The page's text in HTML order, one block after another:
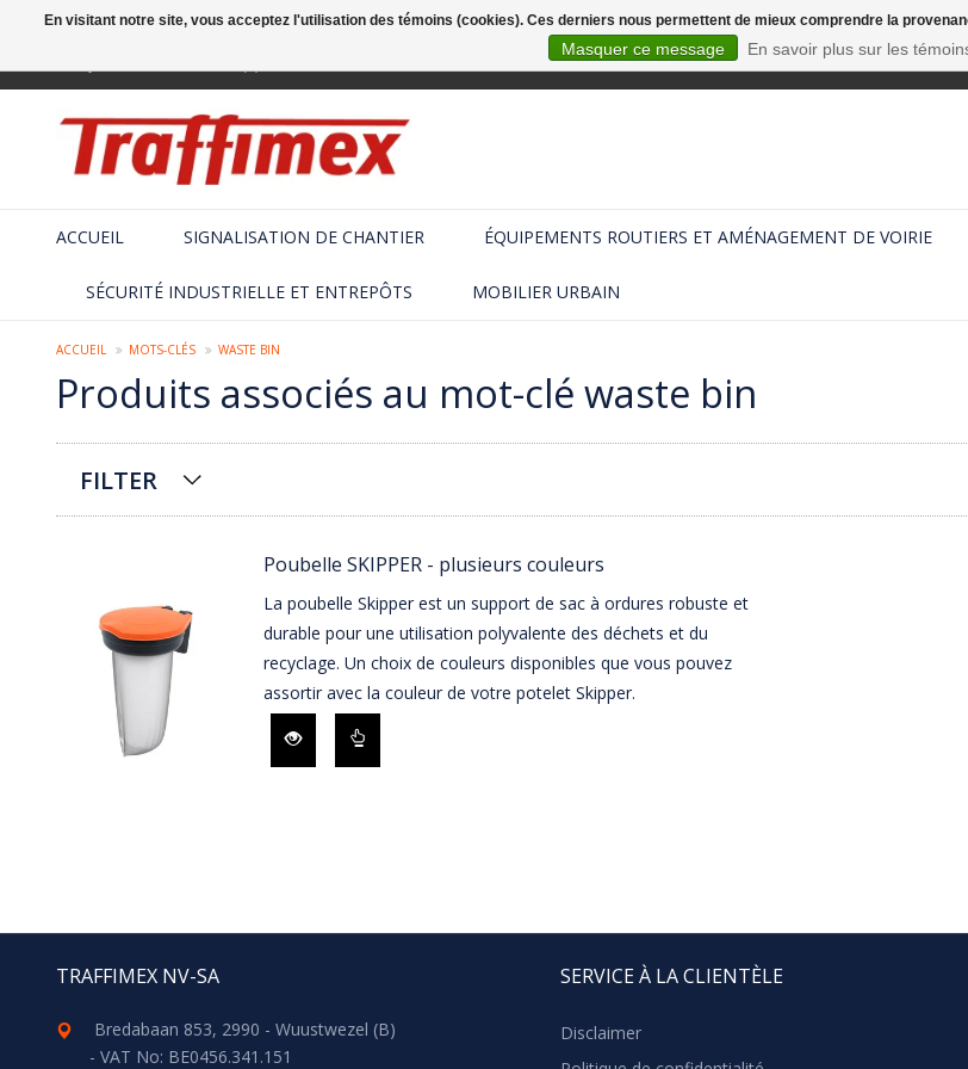
ACCUEIL SIGNALISATION DE CHANTIER ÉQUIPEMENTS ROUTIERS ET AMÉNAGEMENT DE VOIRIE
SÉCURITÉ INDUSTRIELLE ET ENTREPÔTS MOBILIER URBAIN
ACCUEIL MOTS-CLÉS WASTE BIN
Produits associés au mot-clé waste bin
FILTER
Poubelle SKIPPER - plusieurs couleurs
La poubelle Skipper est un support de sac à ordures robuste et
durable pour une utilisation polyvalente des déchets et du
recyclage. Un choix de couleurs disponibles que vous pouvez
assortir avec la couleur de votre potelet Skipper.
TRAFFIMEX NV-SA
Bredabaan 853, 2990 - Wuustwezel (B)
- VAT No: BE0456.341.151
SERVICE À LA CLIENTÈLE
Disclaimer
En visitant notre site, vous acceptez l'utilisation des témoins (cookies). Ces derniers nous permettent de mieux comprendre la
Masquer ce message En savoir plus sur les